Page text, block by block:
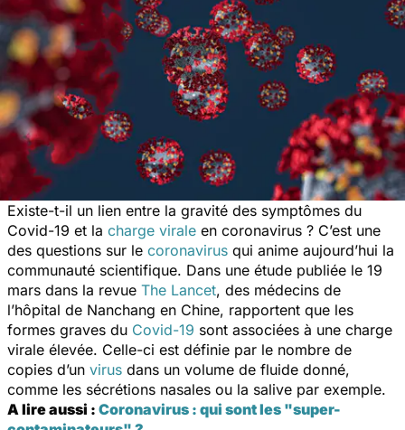
Existe-t-il un lien entre la gravité des symptômes du
Covid-19 et la charge virale en coronavirus ? C’est une
des questions sur le coronavirus qui anime aujourd’hui la
communauté scientifique. Dans une étude publiée le 19
mars dans la revue The Lancet, des médecins de
l’hôpital de Nanchang en Chine, rapportent que les
formes graves du Covid-19 sont associées à une charge
virale élevée. Celle-ci est définie par le nombre de
copies d’un virus dans un volume de fluide donné,
comme les sécrétions nasales ou la salive par exemple.
A lire aussi : Coronavirus : qui sont les "super-